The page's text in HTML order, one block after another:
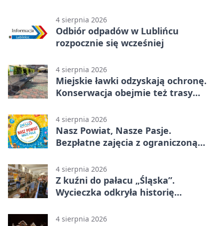
4 sierpnia 2026
Odbiór odpadów w Lublińcu
rozpocznie się wcześniej
4 sierpnia 2026
Miejskie ławki odzyskają ochronę.
Konserwacja obejmie też trasy
4 sierpnia 2026
Nasz Powiat, Nasze Pasje.
Bezpłatne zajęcia z ograniczoną
4 sierpnia 2026
Z kuźni do pałacu „Śląska”.
Wycieczka odkryła historię
4 sierpnia 2026